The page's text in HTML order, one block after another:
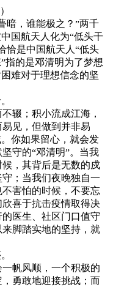
暗，谁能极之？ ”两千
国航天人化为“低头干
恰是中国航天人 “低头
”指的是邓清明为了梦想
难对于理想信念的坚
辍；积小流成江海，
见，但做到并非易
你如果留心，就会发
守的“邓清明”。当我
，其背后是无数的戍
；当我们夜晚独自一
害怕的时候，不要忘
喜于抗击疫情取得决
医生、社区门口值守
脚踏实地的坚持，就
帆风顺，一个积极的
勇敢地迎接挑战；而